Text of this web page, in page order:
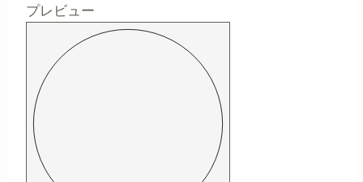
プレビュー